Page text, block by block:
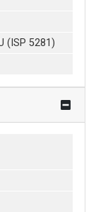
(ISP 5281)